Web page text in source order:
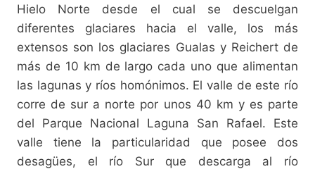
Hielo Norte desde el cual se descuelgan
diferentes glaciares hacia el valle, los más
extensos son los glaciares Gualas y Reichert de
más de 10 km de largo cada uno que alimentan
las lagunas y ríos homónimos. El valle de este río
corre de sur a norte por unos 40 km y es parte
del Parque Nacional Laguna San Rafael. Este
valle tiene la particularidad que posee dos
desagües, el río Sur que descarga al río